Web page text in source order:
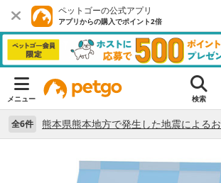
ペットゴーの公式アプリ
アプリからの購入でポイント2倍
メニュー 検索
全6件